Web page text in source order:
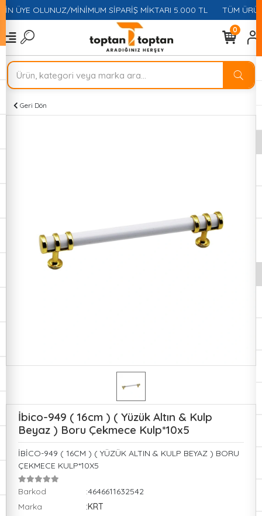
ÜYE OLUNUZ/MİNİMUM SİPARİŞ MİKTARI 5.000 TL TÜM
0
Geri Dön
İbico-949 ( 16cm ) ( Yüzük Altın & Kulp
Beyaz ) Boru Çekmece Kulp*10x5
İBİCO-949 ( 16CM ) ( YÜZÜK ALTIN & KULP BEYAZ ) BORU
ÇEKMECE KULP*10X5
Barkod
:4646611632542
Marka
:KRT